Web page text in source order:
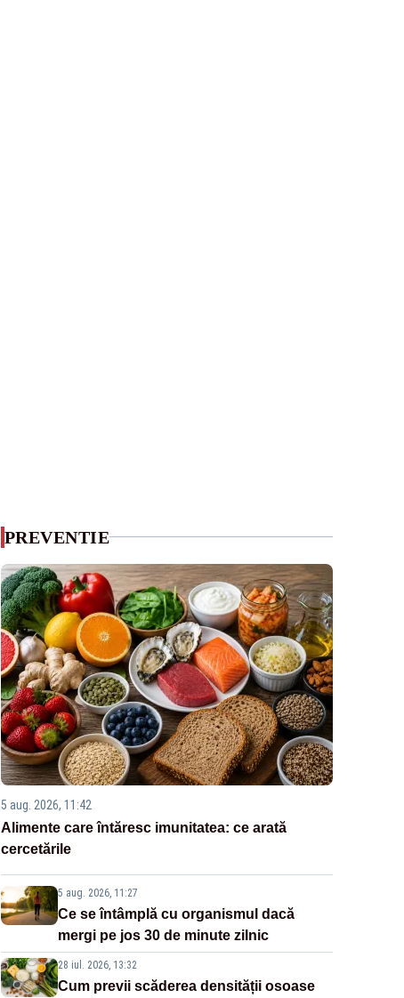
PREVENTIE
5 aug. 2026, 11:42
Alimente care întăresc imunitatea: ce arată
cercetările
5 aug. 2026, 11:27
Ce se întâmplă cu organismul dacă
mergi pe jos 30 de minute zilnic
28 iul. 2026, 13:32
Cum previi scăderea densității osoase